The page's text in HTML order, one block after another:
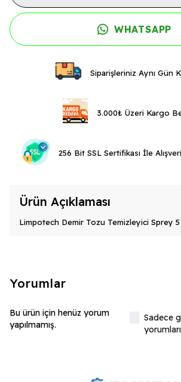
WHATSAPP
Siparişleriniz Aynı Gün
3.000₺ Üzeri Kargo
256 Bit SSL Sertifikası İle
Ürün Açıklaması
Limpotech Demir Tozu Temizleyici Sprey 5
Yorumlar
Bu ürün için henüz yorum
yapılmamış.
Sadece